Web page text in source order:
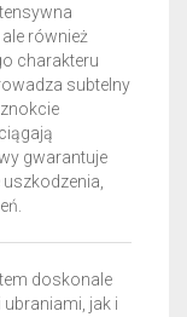
również
charakteru
subtelny
gwarantuje
doskonale
jak i